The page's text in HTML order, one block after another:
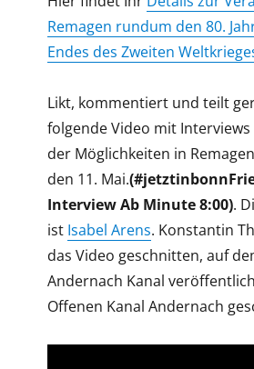
Remagen rundum den 80.
Endes des Zweiten
Likt, kommentiert und teilt
folgende Video mit
der Möglichkeiten in
den 11. Mai.
Interview Ab Minute 8:00).
ist Isabel Arens. Konstantin
das Video geschnitten, auf
Andernach Kanal
Offenen Kanal Andernach